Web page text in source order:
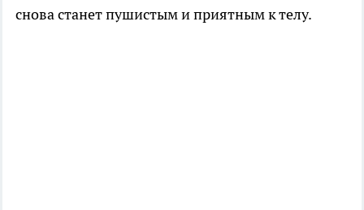
снова станет пушистым и приятным к телу.